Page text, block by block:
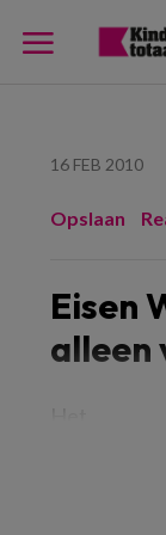
16 FEB 2010
Opslaan
Eisen
alleen